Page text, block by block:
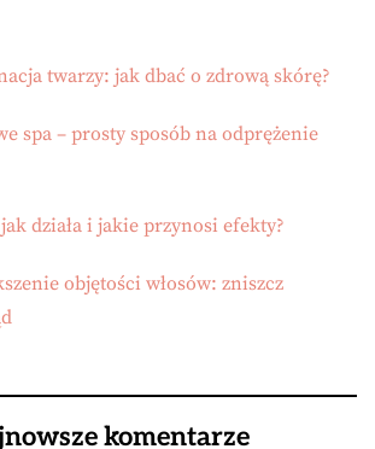
twarzy: jak dbać o zdrową skórę?
spa – prosty sposób na odprężenie
działa i jakie przynosi efekty?
objętości włosów: zniszcz
komentarze